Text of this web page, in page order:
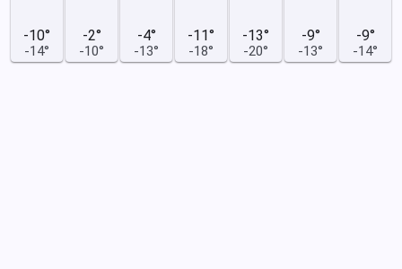
-10°
-14°
-2°
-10°
-4°
-13°
-11°
-18°
-13°
-20°
-9°
-13°
-9°
-14°